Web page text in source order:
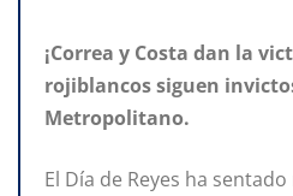
¡Correa y Costa dan la
rojiblancos siguen
Metropolitano.
El Día de Reyes ha